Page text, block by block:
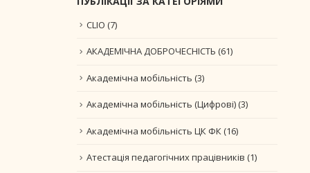
CLIO (7)
АКАДЕМІЧНА ДОБРОЧЕСНІСТЬ (61)
Академічна мобільність (3)
Академічна мобільність (Цифрові)(3)
Академічна мобільність ЦК ФК(16)
Атестація педагогічних працівників (1)